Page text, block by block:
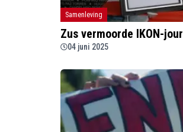
Samenleving
Zus vermoorde IKON-
04 juni 2025